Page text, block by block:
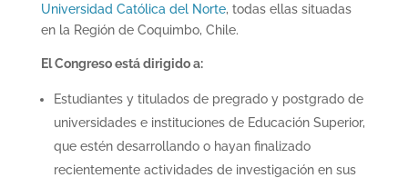
Universidad Católica del Norte, todas ellas situadas
en la Región de Coquimbo, Chile.
El Congreso está dirigido a:
Estudiantes y titulados de pregrado y postgrado de
universidades e instituciones de Educación Superior,
que estén desarrollando o hayan finalizado
recientemente actividades de investigación en sus